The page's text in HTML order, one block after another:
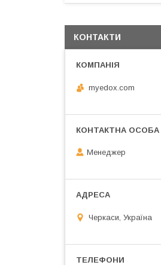
КОНТАКТИ
myedox.com
Менеджер
Черкаси, Україна